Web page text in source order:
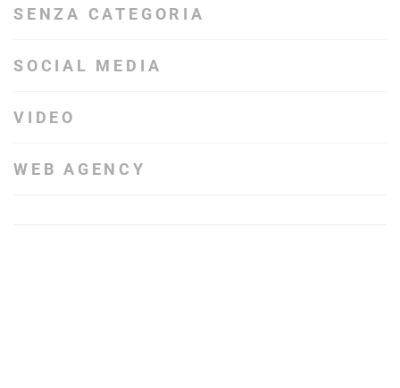
SENZA CATEGORIA
SOCIAL MEDIA
VIDEO
WEB AGENCY